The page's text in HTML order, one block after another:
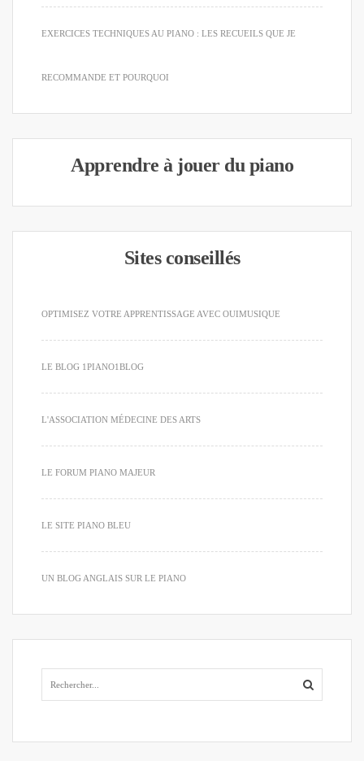
EXERCICES TECHNIQUES AU PIANO : LES RECUEILS QUE JE
RECOMMANDE ET POURQUOI
Apprendre à jouer du piano
Sites conseillés
OPTIMISEZ VOTRE APPRENTISSAGE AVEC OUIMUSIQUE
LE BLOG 1PIANO1BLOG
L'ASSOCIATION MÉDECINE DES ARTS
LE FORUM PIANO MAJEUR
LE SITE PIANO BLEU
UN BLOG ANGLAIS SUR LE PIANO